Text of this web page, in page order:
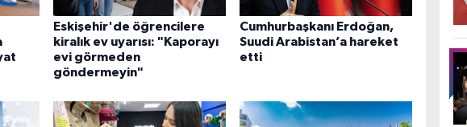
Eskişehir'de öğrencilere
kiralık ev uyarısı: "Kaporayı
evi görmeden
göndermeyin"
Cumhurbaşkanı Erdoğan,
Suudi Arabistan’a hareket
etti